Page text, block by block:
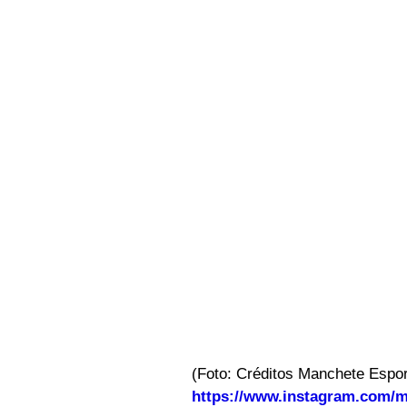
(Foto: Créditos Manchete
https://www.instagram.com/